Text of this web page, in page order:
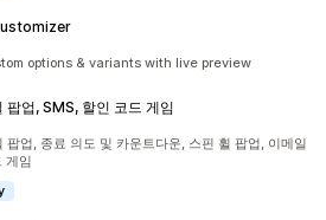
options & variants with live preview
팝업, SMS, 할인 코드 게임
팝업, 종료 의도 및 카운트다운, 스핀 휠 팝업, 이메일
게임